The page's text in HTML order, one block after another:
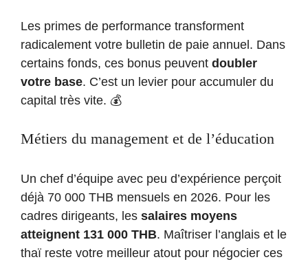
Les primes de performance transforment
radicalement votre bulletin de paie annuel. Dans
certains fonds, ces bonus peuvent doubler
votre base. C’est un levier pour accumuler du
capital très vite. 💰
Métiers du management et de l’éducation
Un chef d’équipe avec peu d’expérience perçoit
déjà 70 000 THB mensuels en 2026. Pour les
cadres dirigeants, les salaires moyens
atteignent 131 000 THB. Maîtriser l’anglais et le
thaï reste votre meilleur atout pour négocier ces